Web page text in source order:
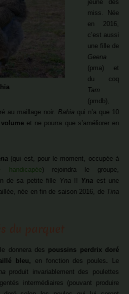
jeune des
miss. Née
en 2016,
c’est aussi
une fille de
Geena
(pma) et
du coq
Tam
(pmdb),
au maillage noir. Bahia qui n’a que 10
volumeet ne pourra que s’améliorer en
(qui est, pour le moment, occupée à
handicapée) rejoindra le groupe,
de sa petite fille
Yna !! Yna est une
née en fin de saison 2016, de Tina
donnera des poussins perdrix doré
bleu, en fonction des poules.
Le
produit invariablement des poulettes
intermédiaires (pouvant produire